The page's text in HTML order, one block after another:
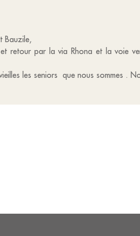
Bauzile,
retour par la via Rhona et la voie
les seniors que nous sommes .